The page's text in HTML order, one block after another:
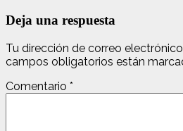
Deja una respuesta
Tu dirección de correo
campos obligatorios están
Comentario *